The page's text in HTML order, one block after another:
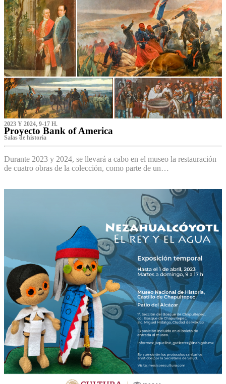
2023 Y 2024, 9-17 H.
Proyecto Bank of America
S‌alas de historia
Durante 2023 y 2024, se llevará a cabo en el museo la restauración
de cuatro obras de la colección, como parte de un…